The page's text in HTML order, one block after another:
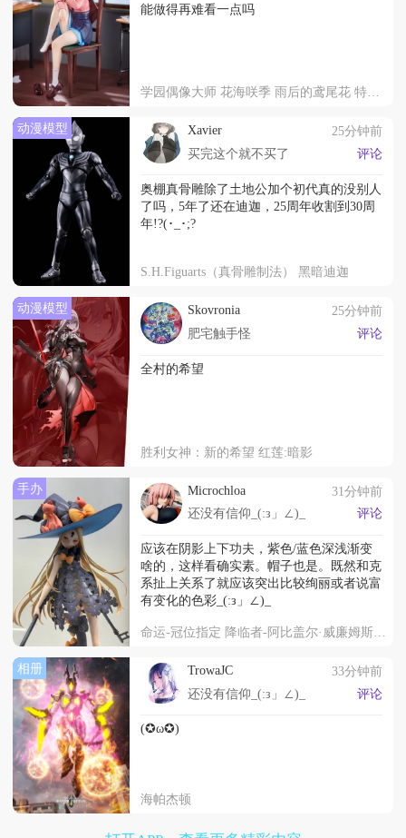
能做得再难看一点吗
动漫模型 Xavier
25分钟前
买完这个就不买了
评论
奥棚真骨雕除了土地公加个初代真的没别人
了吗，5年了还在迪迦，25周年收割到30周
年!?(･_･;?
S.H.Figuarts（真骨雕制法） 黑暗迪迦
动漫模型 Skovronia
25分钟前
肥宅触手怪
评论
全村的希望
胜利女神：新的希望 红莲:暗影
手办 Microchloa
31分钟前
还没有信仰_(:з」∠)_
评论
应该在阴影上下功夫，紫色/蓝色深浅渐变
啥的，这样看确实素。帽子也是。既然和克
系扯上关系了就应该突出比较绚丽或者说富
有变化的色彩_(:з」∠)_
相册 TrowaJC
33分钟前
还没有信仰_(:з」∠)_
评论
(✪ω✪)
海帕杰顿